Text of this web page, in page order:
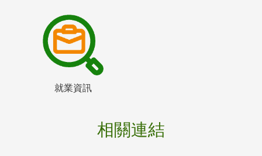
就業資訊
相關連結